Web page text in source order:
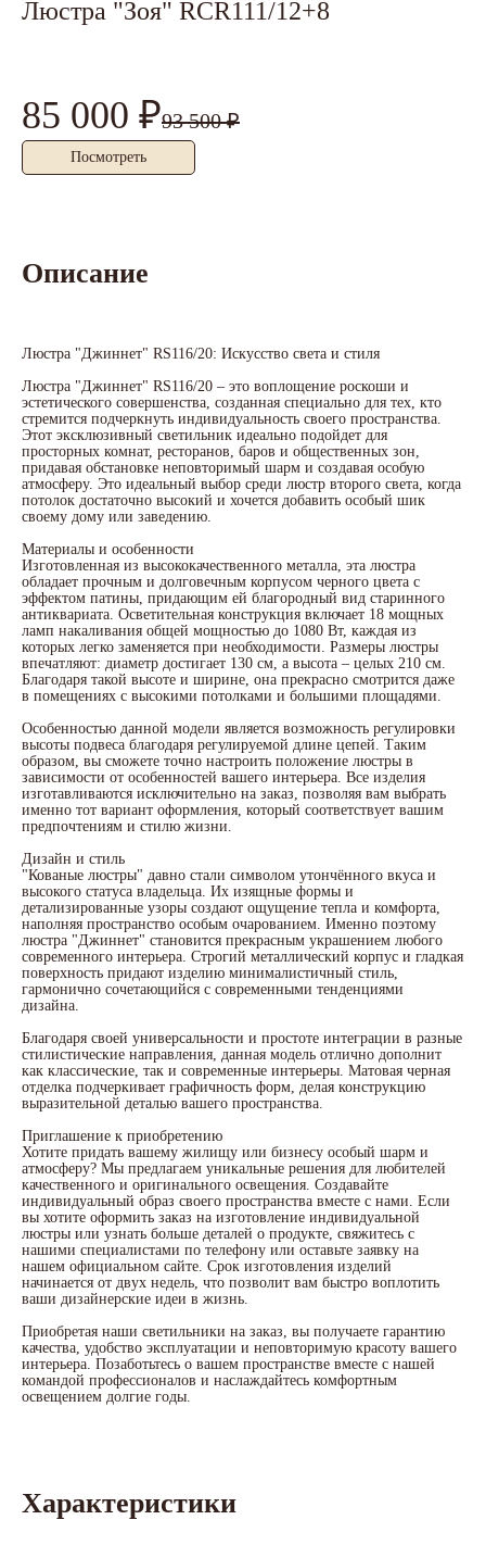
Люстра "Зоя" RCR111/12+8
85 000 ₽93 500 ₽
Посмотреть
Описание
Люстра "Джиннет" RS116/20: Искусство света и стиля
Люстра "Джиннет" RS116/20 – это воплощение роскоши и
эстетического совершенства, созданная специально для тех, кто
стремится подчеркнуть индивидуальность своего пространства.
Этот эксклюзивный светильник идеально подойдет для
просторных комнат, ресторанов, баров и общественных зон,
придавая обстановке неповторимый шарм и создавая особую
атмосферу. Это идеальный выбор среди люстр второго света, когда
потолок достаточно высокий и хочется добавить особый шик
своему дому или заведению.
Материалы и особенности
Изготовленная из высококачественного металла, эта люстра
обладает прочным и долговечным корпусом черного цвета с
эффектом патины, придающим ей благородный вид старинного
антиквариата. Осветительная конструкция включает 18 мощных
ламп накаливания общей мощностью до 1080 Вт, каждая из
которых легко заменяется при необходимости. Размеры люстры
впечатляют: диаметр достигает 130 см, а высота – целых 210 см.
Благодаря такой высоте и ширине, она прекрасно смотрится даже
в помещениях с высокими потолками и большими площадями.
Особенностью данной модели является возможность регулировки
высоты подвеса благодаря регулируемой длине цепей. Таким
образом, вы сможете точно настроить положение люстры в
зависимости от особенностей вашего интерьера. Все изделия
изготавливаются исключительно на заказ, позволяя вам выбрать
именно тот вариант оформления, который соответствует вашим
предпочтениям и стилю жизни.
Дизайн и стиль
"Кованые люстры" давно стали символом утончённого вкуса и
высокого статуса владельца. Их изящные формы и
детализированные узоры создают ощущение тепла и комфорта,
наполняя пространство особым очарованием. Именно поэтому
люстра "Джиннет" становится прекрасным украшением любого
современного интерьера. Строгий металлический корпус и гладкая
поверхность придают изделию минималистичный стиль,
гармонично сочетающийся с современными тенденциями
дизайна.
Благодаря своей универсальности и простоте интеграции в разные
стилистические направления, данная модель отлично дополнит
как классические, так и современные интерьеры. Матовая черная
отделка подчеркивает графичность форм, делая конструкцию
выразительной деталью вашего пространства.
Приглашение к приобретению
Хотите придать вашему жилищу или бизнесу особый шарм и
атмосферу? Мы предлагаем уникальные решения для любителей
качественного и оригинального освещения. Создавайте
индивидуальный образ своего пространства вместе с нами. Если
вы хотите оформить заказ на изготовление индивидуальной
люстры или узнать больше деталей о продукте, свяжитесь с
нашими специалистами по телефону или оставьте заявку на
нашем официальном сайте. Срок изготовления изделий
начинается от двух недель, что позволит вам быстро воплотить
ваши дизайнерские идеи в жизнь.
Приобретая наши светильники на заказ, вы получаете гарантию
качества, удобство эксплуатации и неповторимую красоту вашего
интерьера. Позаботьтесь о вашем пространстве вместе с нашей
командой профессионалов и наслаждайтесь комфортным
освещением долгие годы.
Характеристики